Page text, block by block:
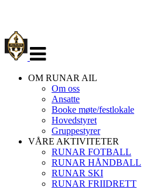
navigasjon
OM RUNAR AIL
Om oss
Ansatte
Booke møte/festlokale
Hovedstyret
Gruppestyrer
VÅRE AKTIVITETER
RUNAR FOTBALL
RUNAR HÅNDBALL
RUNAR SKI
RUNAR FRIIDRETT